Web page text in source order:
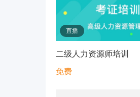
直播
二级人力资源师培训
免费